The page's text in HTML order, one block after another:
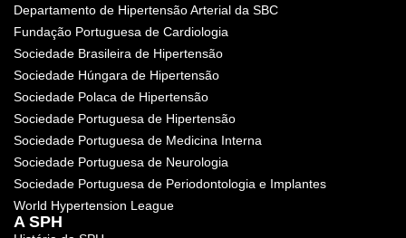
A SPH
Departamento de Hipertensão Arterial da SBC
Fundação Portuguesa de Cardiologia
Sociedade Brasileira de Hipertensão
Sociedade Húngara de Hipertensão
Sociedade Polaca de Hipertensão
Sociedade Portuguesa de Hipertensão
Sociedade Portuguesa de Medicina Interna
Sociedade Portuguesa de Neurologia
Sociedade Portuguesa de Periodontologia e Implantes
World Hypertension League